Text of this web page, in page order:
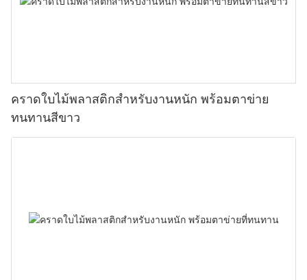
คราดใบไม้พลาสติกสำหรับงานหนัก พร้อมตาข่าย
ทนทานสีขาว